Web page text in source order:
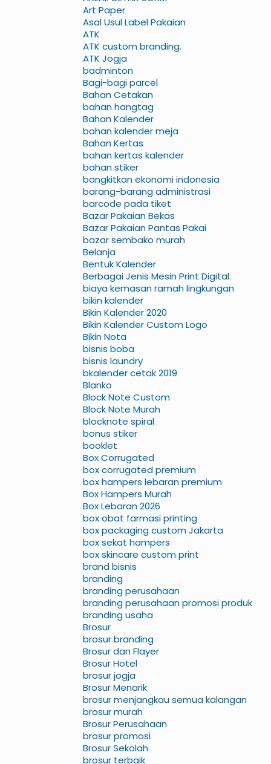
Art Paper
Asal Usul Label Pakaian
ATK
ATK custom branding.
ATK Jogja
badminton
Bagi-bagi parcel
Bahan Cetakan
bahan hangtag
Bahan Kalender
bahan kalender meja
Bahan Kertas
bahan kertas kalender
bahan stiker
bangkitkan ekonomi indonesia
barang-barang administrasi
barcode pada tiket
Bazar Pakaian Bekas
Bazar Pakaian Pantas Pakai
bazar sembako murah
Belanja
Bentuk Kalender
Berbagai Jenis Mesin Print Digital
biaya kemasan ramah lingkungan
bikin kalender
Bikin Kalender 2020
Bikin Kalender Custom Logo
Bikin Nota
bisnis boba
bisnis laundry
bkalender cetak 2019
Blanko
Block Note Custom
Block Note Murah
blocknote spiral
bonus stiker
booklet
Box Corrugated
box corrugated premium
box hampers lebaran premium
Box Hampers Murah
Box Lebaran 2026
box obat farmasi printing
box packaging custom Jakarta
box sekat hampers
box skincare custom print
brand bisnis
branding
branding perusahaan
branding perusahaan promosi produk
branding usaha
Brosur
brosur branding
Brosur dan Flayer
Brosur Hotel
brosur jogja
Brosur Menarik
brosur menjangkau semua kalangan
brosur murah
Brosur Perusahaan
brosur promosi
Brosur Sekolah
brosur terbaik